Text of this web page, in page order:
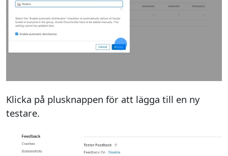
Klicka på plusknappen för att lägga till en ny
testare.